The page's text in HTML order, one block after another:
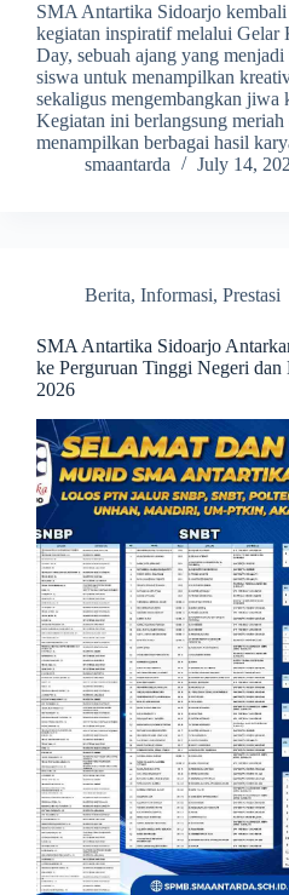
SMA Antartika Sidoarjo
kegiatan inspiratif melalui Gelar
Day, sebuah ajang yang
siswa untuk menampilkan
sekaligus mengembangkan jiwa
Kegiatan ini berlangsung meriah
menampilkan berbagai hasil
smaantarda
July 14,
Berita, Informasi, Prestasi
SMA Antartika Sidoarjo
ke Perguruan Tinggi Negeri dan
2026